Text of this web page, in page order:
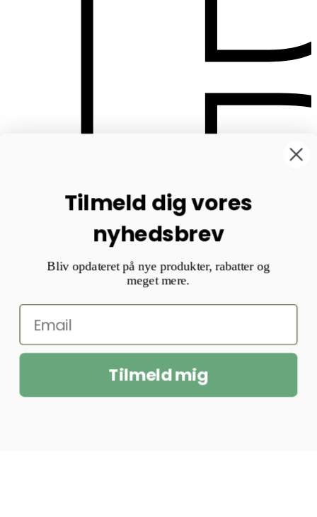
Tilmeld dig vores
nyhedsbrev
Bliv opdateret på nye produkter, rabatter og
meget mere.
Tilmeld mig